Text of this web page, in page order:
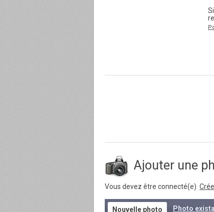
Ajouter une
Vous devez être connecté(e)
Nouvelle photo Photo